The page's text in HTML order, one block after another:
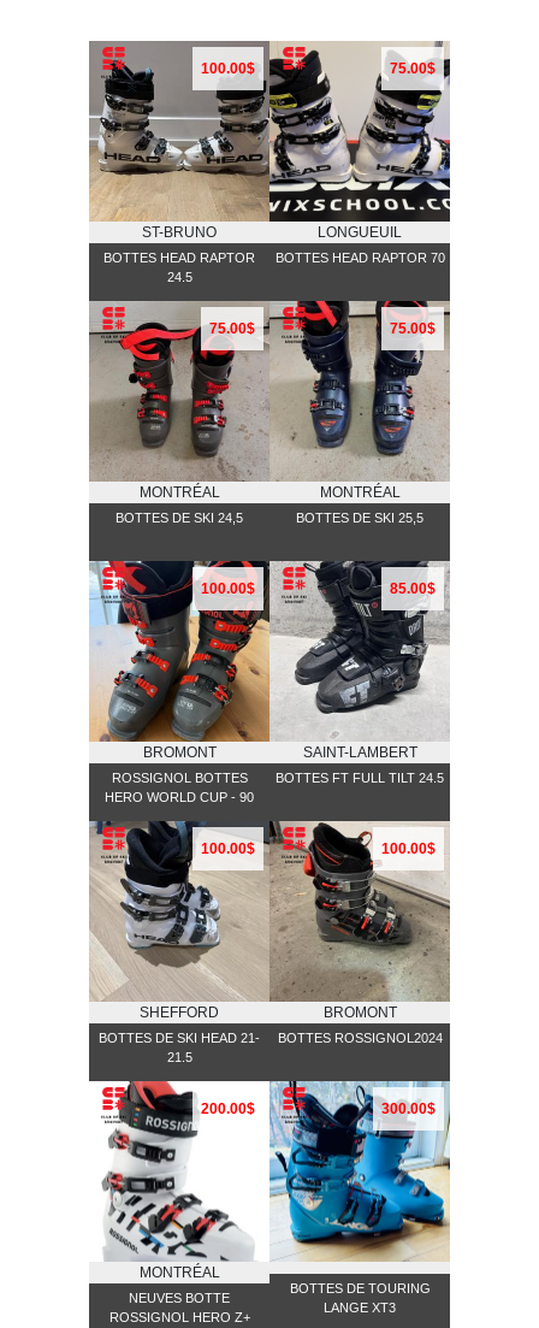
100.00$
ST-BRUNO
BOTTES HEAD RAPTOR
24.5
75.00$
LONGUEUIL
BOTTES HEAD RAPTOR 70
75.00$
MONTRÉAL
BOTTES DE SKI 24,5
75.00$
MONTRÉAL
BOTTES DE SKI 25,5
100.00$
BROMONT
ROSSIGNOL BOTTES
HERO WORLD CUP - 90
85.00$
SAINT-LAMBERT
BOTTES FT FULL TILT 24.5
100.00$
SHEFFORD
BOTTES DE SKI HEAD 21-
21.5
100.00$
BROMONT
BOTTES ROSSIGNOL2024
200.00$
MONTRÉAL
NEUVES BOTTE
ROSSIGNOL HERO Z+
300.00$
BOTTES DE TOURING
LANGE XT3